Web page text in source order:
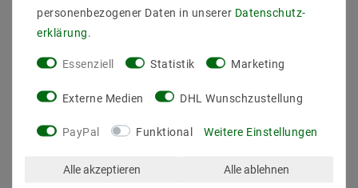
Andere Kunden kauften auch
personenbezogener Daten in unserer Daten­schutz­
erklärung.
Essenziell Statistik Marketing
Externe Medien DHL Wunschzustellung
PayPal Funktional Weitere Einstellungen
Alle akzeptieren Alle ablehnen